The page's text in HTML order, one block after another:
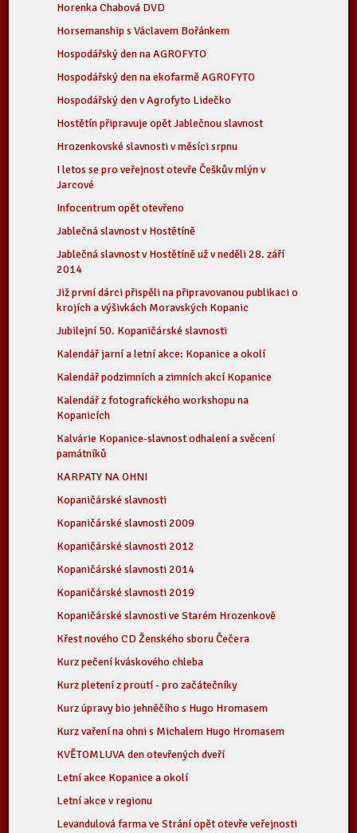
Horenka Chabová DVD
Horsemanship s Václavem Bořánkem
Hospodářský den na AGROFYTO
Hospodářský den na ekofarmě AGROFYTO
Hospodářský den v Agrofyto Lidečko
Hostětín připravuje opět Jablečnou slavnost
Hrozenkovské slavnosti v měsíci srpnu
I letos se pro veřejnost otevře Češkův mlýn v
Jarcové
Infocentrum opět otevřeno
Jablečná slavnost v Hostětíně
Jablečná slavnost v Hostětíně už v neděli 28. září
2014
Již první dárci přispěli na připravovanou publikaci o
krojích a výšivkách Moravských Kopanic
Jubilejní 50. Kopaničárské slavnosti
Kalendář jarní a letní akce: Kopanice a okolí
Kalendář podzimních a zimních akcí Kopanice
Kalendář z fotografického workshopu na
Kopanicích
Kalvárie Kopanice-slavnost odhalení a svěcení
památníků
KARPATY NA OHNI
Kopaničárské slavnosti
Kopaničárské slavnosti 2009
Kopaničárské slavnosti 2012
Kopaničárské slavnosti 2014
Kopaničárské slavnosti 2019
Kopaničárské slavnosti ve Starém Hrozenkově
Křest nového CD Ženského sboru Čečera
Kurz pečení kváskového chleba
Kurz pletení z proutí - pro začátečníky
Kurz úpravy bio jehněčího s Hugo Hromasem
Kurz vaření na ohni s Michalem Hugo Hromasem
KVĚTOMLUVA den otevřených dveří
Letní akce Kopanice a okolí
Letní akce v regionu
Levandulová farma ve Strání opět otevře veřejnosti